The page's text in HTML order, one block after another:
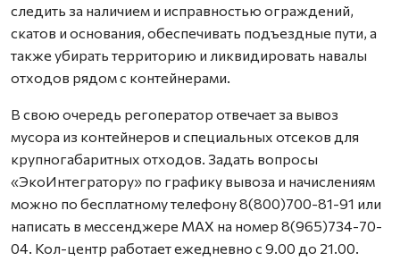
следить за наличием и исправностью ограждений,
скатов и основания, обеспечивать подъездные пути, а
также убирать территорию и ликвидировать навалы
отходов рядом с контейнерами.
В свою очередь регоператор отвечает за вывоз
мусора из контейнеров и специальных отсеков для
крупногабаритных отходов. Задать вопросы
«ЭкоИнтегратору» по графику вывоза и начислениям
можно по бесплатному телефону 8(800)700-81-91 или
написать в мессенджере MAX на номер 8(965)734-70-
04. Кол-центр работает ежедневно с 9.00 до 21.00.